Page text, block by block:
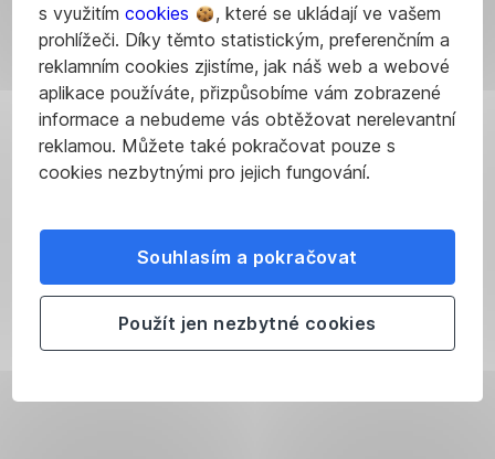
s využitím cookies
, které se ukládají ve vašem
prohlížeči. Díky těmto statistickým, preferenčním a
reklamním cookies zjistíme, jak náš web a webové
aplikace používáte, přizpůsobíme vám zobrazené
informace a nebudeme vás obtěžovat nerelevantní
reklamou. Můžete také pokračovat pouze s
cookies nezbytnými pro jejich fungování.
Souhlasím a pokračovat
Použít jen nezbytné cookies